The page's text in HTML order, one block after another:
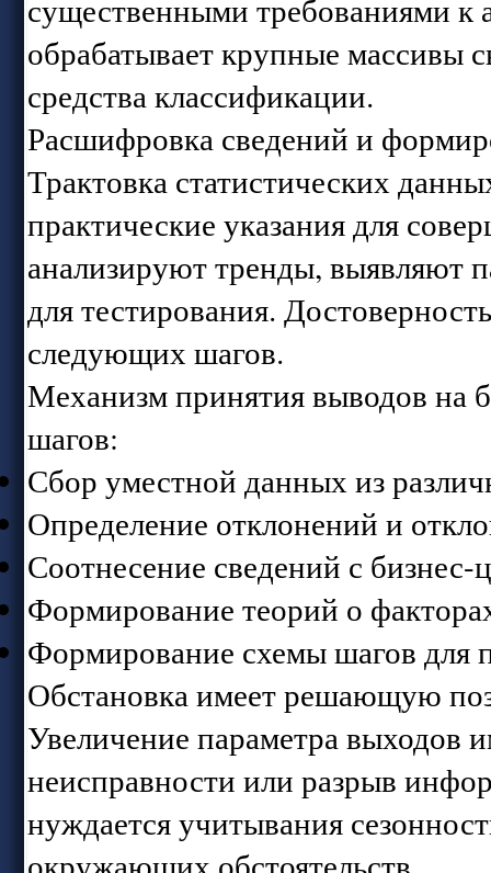
существенными требованиями
обрабатывает крупные массивы
средства классификации.
Расшифровка сведений и
Трактовка статистических
практические указания для
анализируют тренды, выявляют
для тестирования.
следующих шагов.
Механизм принятия выводов на
шагов:
Сбор уместной данных из
Определение отклонений и
Соотнесение сведений с
Формирование теорий о
Формирование схемы шагов для
Обстановка имеет решающую
Увеличение параметра выходов
неисправности или разрыв
нуждается учитывания